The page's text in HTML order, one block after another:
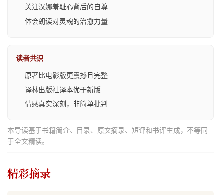
关注汉娜羞耻心背后的自尊
体会朗读对灵魂的治愈力量
读者共识
原著比电影版更震撼且完整
译林出版社译本优于新版
情感真实深刻，非简单批判
本导读基于书籍简介、目录、原文摘录、短评和书评生成，不等同
于全文精读。
精彩摘录